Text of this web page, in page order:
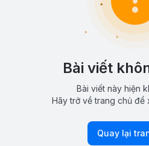
Bài viết
Bài viết này hiện
Hãy trở về trang chủ để
Quay lại